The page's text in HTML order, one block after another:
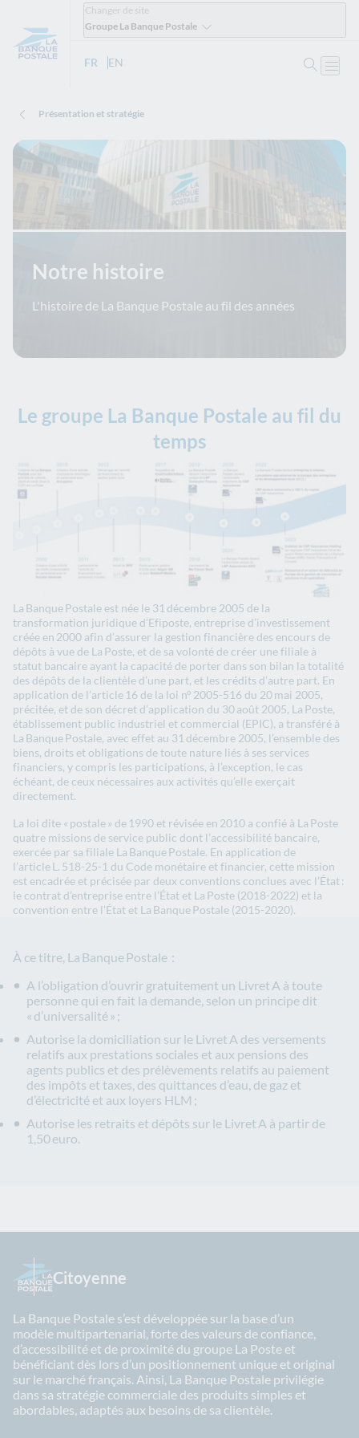
Changer de site
Groupe La Banque Postale
FR - Version française
EN
Présentation et stratégie
Notre histoire
L'histoire de La Banque Postale au fil des années
Le groupe La Banque Postale au fil du
temps
La Banque Postale est née le 31 décembre 2005 de la
transformation juridique d’Efiposte, entreprise d’investissement
créée en 2000 afin d’assurer la gestion financière des encours de
dépôts à vue de La Poste, et de sa volonté de créer une filiale à
statut bancaire ayant la capacité de porter dans son bilan la totalité
des dépôts de la clientèle d’une part, et les crédits d’autre part. En
application de l’article 16 de la loi n° 2005-516 du 20 mai 2005,
précitée, et de son décret d’application du 30 août 2005, La Poste,
établissement public industriel et commercial (EPIC), a transféré à
La Banque Postale, avec effet au 31 décembre 2005, l’ensemble des
biens, droits et obligations de toute nature liés à ses services
financiers, y compris les participations, à l’exception, le cas
échéant, de ceux nécessaires aux activités qu’elle exerçait
directement.
La loi dite « postale » de 1990 et révisée en 2010 a confié à La Poste
quatre missions de service public dont l’accessibilité bancaire,
exercée par sa filiale La Banque Postale. En application de
l’article L. 518-25-1 du Code monétaire et financier, cette mission
est encadrée et précisée par deux conventions conclues avec l’État :
le contrat d’entreprise entre l’État et La Poste (2018-2022) et la
convention entre l’État et La Banque Postale (2015-2020).
À ce titre, La Banque Postale :
A l’obligation d’ouvrir gratuitement un Livret A à toute
personne qui en fait la demande, selon un principe dit
« d’universalité » ;
Autorise la domiciliation sur le Livret A des versements
relatifs aux prestations sociales et aux pensions des
agents publics et des prélèvements relatifs au paiement
des impôts et taxes, des quittances d’eau, de gaz et
d’électricité et aux loyers HLM ;
Autorise les retraits et dépôts sur le Livret A à partir de
1,50 euro.
Citoyenne
La Banque Postale s’est développée sur la base d’un
modèle multipartenarial, forte des valeurs de confiance,
d’accessibilité et de proximité du groupe La Poste et
bénéficiant dès lors d’un positionnement unique et original
sur le marché français. Ainsi, La Banque Postale privilégie
dans sa stratégie commerciale des produits simples et
abordables, adaptés aux besoins de sa clientèle.